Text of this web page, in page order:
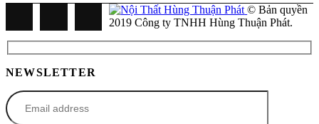
© Bản quyền
2019 Công ty TNHH Hùng Thuận Phát.
NEWSLETTER